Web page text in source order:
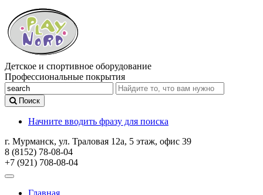
Детское и спортивное оборудование
Профессиональные покрытия
Поиск
Начните вводить фразу для поиска
г. Мурманск, ул. Траловая 12а, 5 этаж, офис 39
8 (8152) 78-08-04
+7 (921) 708-08-04
Главная